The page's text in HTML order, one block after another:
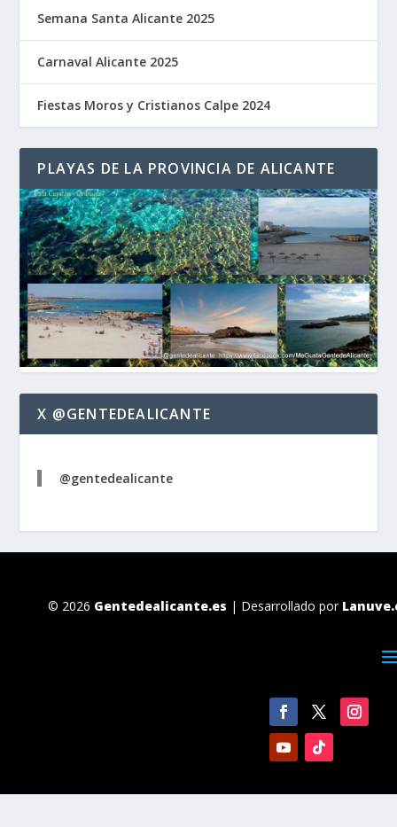
Semana Santa Alicante 2025
Carnaval Alicante 2025
Fiestas Moros y Cristianos Calpe 2024
PLAYAS DE LA PROVINCIA DE ALICANTE
X @GENTEDEALICANTE
@gentedealicante
© 2026 Gentedealicante.es | Desarrollado por